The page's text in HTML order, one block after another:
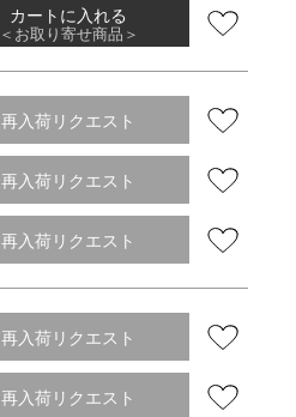
カートに入れる
＜お取り寄せ商品＞
再入荷リクエスト
再入荷リクエスト
再入荷リクエスト
再入荷リクエスト
再入荷リクエスト